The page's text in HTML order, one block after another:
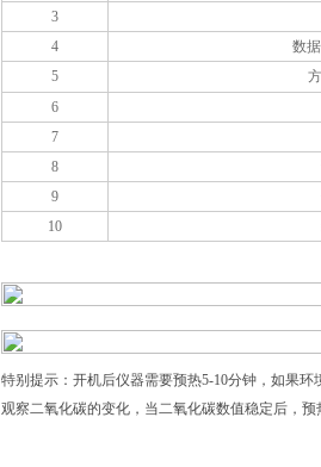
3
4
数
5
6
7
8
9
10
特别提示：开机后仪器需要预热5-10分钟，如果
观察二氧化碳的变化，当二氧化碳数值稳定后，预